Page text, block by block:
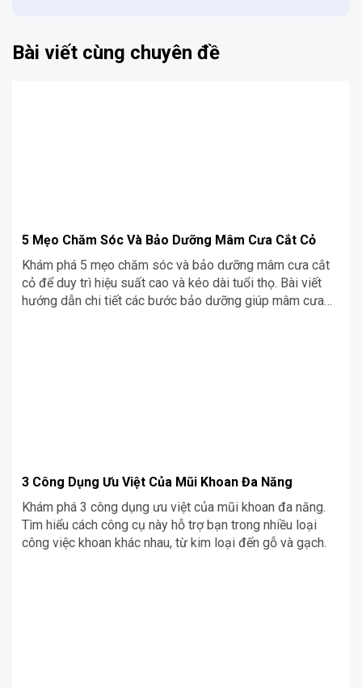
Bài viết cùng chuyên đề
5 Mẹo Chăm Sóc Và Bảo Dưỡng Mâm Cưa Cắt Cỏ
Khám phá 5 mẹo chăm sóc và bảo dưỡng mâm cưa cắt
cỏ để duy trì hiệu suất cao và kéo dài tuổi thọ. Bài viết
hướng dẫn chi tiết các bước bảo dưỡng giúp mâm cưa
3 Công Dụng Ưu Việt Của Mũi Khoan Đa Năng
Khám phá 3 công dụng ưu việt của mũi khoan đa năng.
Tìm hiểu cách công cụ này hỗ trợ bạn trong nhiều loại
công việc khoan khác nhau, từ kim loại đến gỗ và gạch.